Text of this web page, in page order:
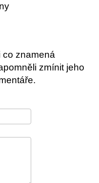
co znamená
zmínit jeho